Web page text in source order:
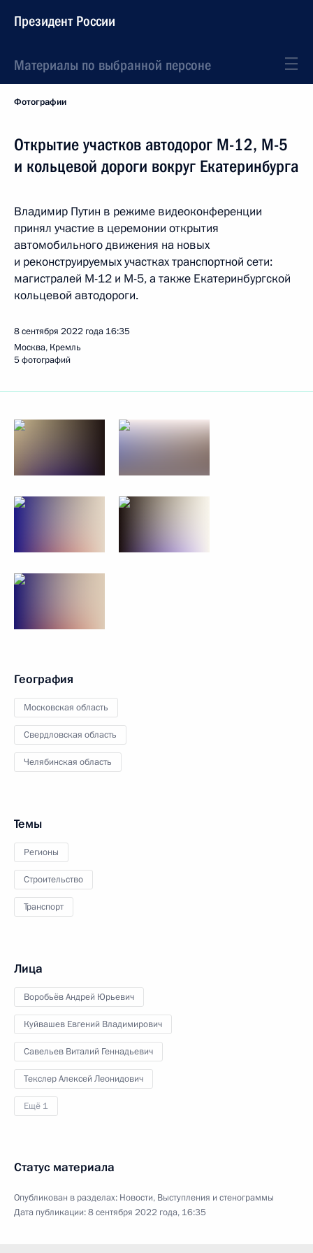
Президент России
Материалы по выбранной персоне
Фотографии
Открытие участков автодорог М-12, М-5
и кольцевой дороги вокруг Екатеринбурга
Владимир Путин в режиме видеоконференции
принял участие в церемонии открытия
автомобильного движения на новых
и реконструируемых участках транспортной сети:
магистралей М-12 и М-5, а также Екатеринбургской
кольцевой автодороги.
8 сентября 2022 года 16:35
Москва, Кремль
5 фотографий
География
Московская область
Свердловская область
Челябинская область
Темы
Регионы
Строительство
Транспорт
Лица
Воробьёв Андрей Юрьевич
Куйвашев Евгений Владимирович
Савельев Виталий Геннадьевич
Текслер Алексей Леонидович
Ещё 1
Статус материала
Опубликован в разделах: Новости, Выступления и стенограммы
Дата публикации:8 сентября 2022 года, 16:35